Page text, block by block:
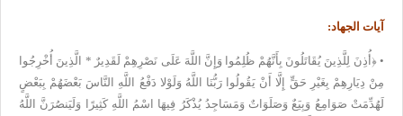
آيات الجهاد:
•﴿أُذِنَ لِلَّذِينَ يُقَاتَلُونَ بِأَنَّهُمْ ظُلِمُوا وَإِنَّ اللَّهَ عَلَى نَصْرِهِمْ لَقَدِيرٌ * الَّذِينَ أُخْرِجُوا
مِنْ دِيَارِهِمْ بِغَيْرِ حَقٍّ إِلَّا أَنْ يَقُولُوا رَبُّنَا اللَّهُ وَلَوْلا دَفْعُ اللَّهِ
النَّاسَ بَعْضَهُمْ بِبَعْضٍ
لَهُدِّمَتْ صَوَامِعُ وَبِيَعٌ وَصَلَوَاتٌ وَمَسَاجِدُ يُذْكَرُ فِيهَا اسْمُ اللَّهِ كَثِيرًا وَلَيَنصُرَنَّ
اللَّهُ